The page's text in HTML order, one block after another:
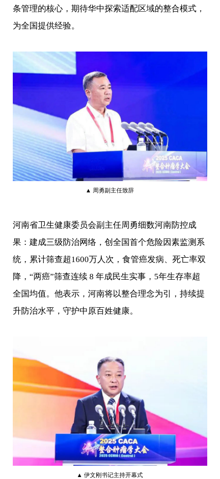
条管理的核心，期待华中探索适配区域的整合模式，
为全国提供经验。
▲ 周勇副主任致辞
河南省卫生健康委员会副主任周勇细数河南防控成
果：建成三级防治网络，创全国首个危险因素监测系
统，累计筛查超1600万人次，食管癌发病、死亡率双
降，“两癌”筛查连续 8 年成民生实事，5年生存率超
全国均值。他表示，河南将以整合理念为引，持续提
升防治水平，守护中原百姓健康。
▲ 伊文刚书记主持开幕式